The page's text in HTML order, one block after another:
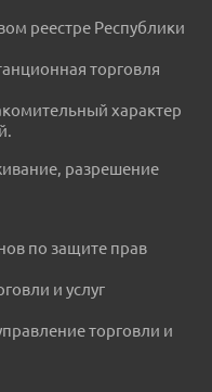
реестре Республики
торговля
характер
разрешение
по защите прав
и услуг
торговли и